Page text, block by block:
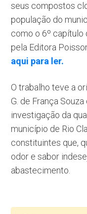
seus compostos
população do
como o 6º capítulo
pela Editora
aqui para ler.
O trabalho teve a
G. de França
investigação da
município de Rio
constituintes que,
odor e sabor
abastecimento.